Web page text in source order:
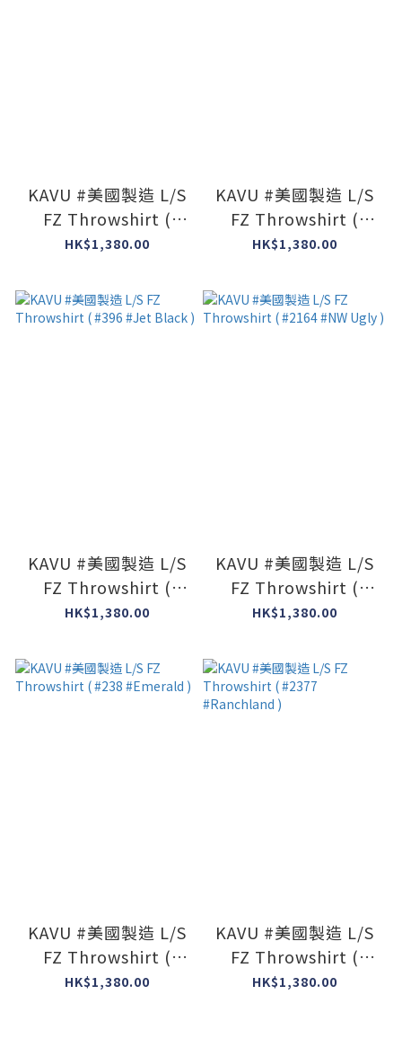
KAVU #美國製造 L/S
FZ Throwshirt (
#1712 #Midnight
HK$1,380.00
KAVU #美國製造 L/S
FZ Throwshirt (
#1026 #Heritage
HK$1,380.00
KAVU #美國製造 L/S
FZ Throwshirt (
#396 #Jet Black )
HK$1,380.00
KAVU #美國製造 L/S
FZ Throwshirt (
#2164 #NW Ugly )
HK$1,380.00
KAVU #美國製造 L/S
FZ Throwshirt (
#238 #Emerald )
HK$1,380.00
KAVU #美國製造 L/S
FZ Throwshirt (
#2377 #Ranchland )
HK$1,380.00